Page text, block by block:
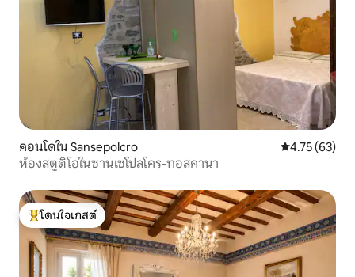
คอนโดใน Sansepolcro คะแนนเฉลี่ย
4.75 (63)
ห้องสตูดิโอในซานเซโปลโคร-ทอสคานา
โดนใจเกสต์ที่สุด
โดนใจเกสต์